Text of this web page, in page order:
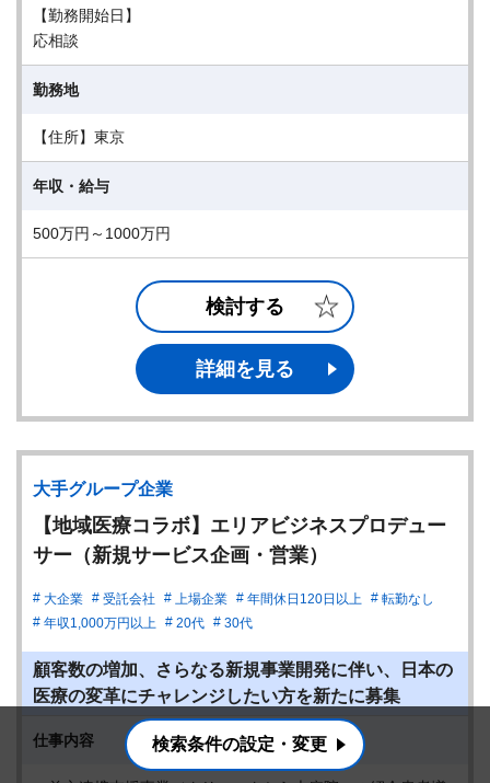
【勤務開始日】
応相談
勤務地
【住所】東京
年収・給与
500万円～1000万円
検討する
詳細を見る
大手グループ企業
【地域医療コラボ】エリアビジネスプロデュー
サー（新規サービス企画・営業）
大企業 受託会社 上場企業 年間休日120日以上
転勤なし
年収1,000万円以上
20代 30代
顧客数の増加、さらなる新規事業開発に伴い、日本の
医療の変革にチャレンジしたい方を新たに募集
仕事内容 検索条件の設定・変更